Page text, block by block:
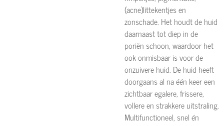
(acne)littekentjes en
zonschade. Het houdt de huid
daarnaast tot diep in de
poriën schoon, waardoor het
ook onmisbaar is voor de
onzuivere huid. De huid heeft
doorgaans al na één keer een
zichtbaar egalere, frissere,
vollere en strakkere uitstraling.
Multifunctioneel, snel én